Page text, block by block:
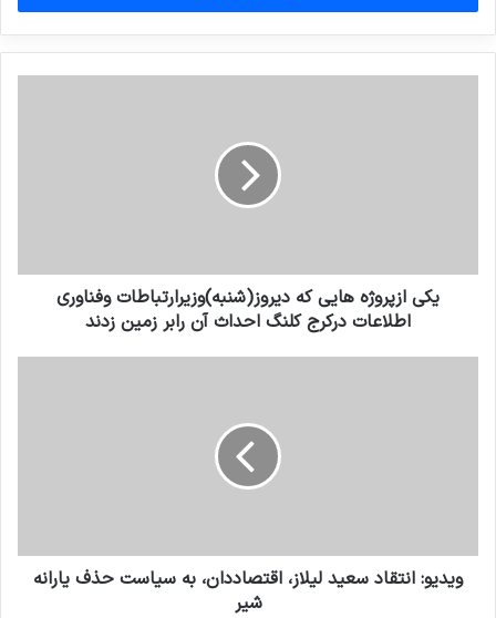
وارد
کنید
یکی ازپروژه هایی که دیروز(شنبه)وزیرارتباطات وفناوری
اطلاعات درکرج کلنگ احداث آن رابر زمین زدند
ویدیو: انتقاد سعید لیلاز، اقتصاددان، به سیاست حذف یارانه
شیر